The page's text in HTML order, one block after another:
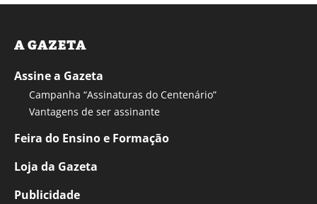
A GAZETA
Assine a Gazeta
Campanha “Assinaturas do Centenário”
Vantagens de ser assinante
Feira do Ensino e Formação
Loja da Gazeta
Publicidade